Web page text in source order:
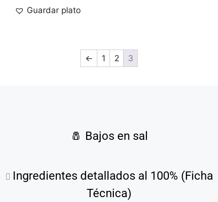
Guardar plato
← 1 2 3
🧂 Bajos en sal
Ingredientes detallados al 100% (Ficha
Técnica)